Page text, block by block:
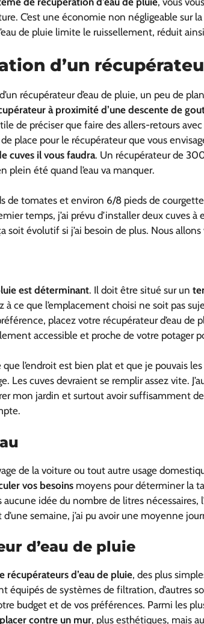
C’est une économie non négligeable sur
de pluie limite le ruissellement, réduit
d’un
récupérateur d’eau de pluie, un peu de
à proximité d’une descente de
de préciser que faire des allers-retours
place pour le récupérateur que vous
cuves il vous faudra. Un récupérateur de
plein été quand l’eau va manquer.
de tomates et environ 6/8 pieds de
temps, j’ai prévu d’installer deux cuves
soit évolutif si j’ai besoin de plus. Nous
est déterminant. Il doit être situé sur un
ce que l’emplacement choisi ne soit pas
placez votre récupérateur d’eau de
accessible et proche de votre potager
l’endroit est bien plat et que je pouvais
Les cuves devraient se remplir assez vite.
mon jardin et surtout avoir suffisamment
de la voiture ou tout autre usage
vos besoins moyens pour déterminer la
idée du nombre de litres nécessaires,
semaine, j’ai pu avoir une moyenne
d’eau de pluie
récupérateurs d’eau de pluie, des plus
équipés de systèmes de filtration, d’autres
budget et de vos préférences. Parmi les
contre un mur, plus esthétiques, mais